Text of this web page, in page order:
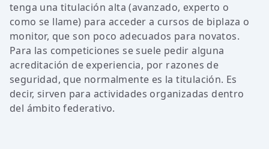
tenga una titulación alta (avanzado, experto o
como se llame) para acceder a cursos de biplaza o
monitor, que son poco adecuados para novatos.
Para las competiciones se suele pedir alguna
acreditación de experiencia, por razones de
seguridad, que normalmente es la titulación. Es
decir, sirven para actividades organizadas dentro
del ámbito federativo.